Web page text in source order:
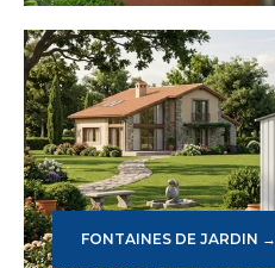
FONTAINES DE JARDIN →